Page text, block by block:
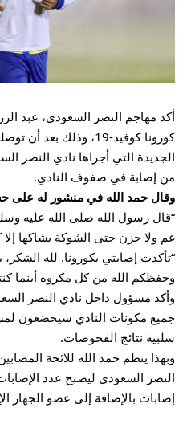
أكد مهاجم النصر السعودي، عبد
كورونا كوفيد-19، وذلك
الجديدة التي أجراها نادي النصر
من إصابة في صفوف النادي.
وقال حمد الله في منشور له على
“قال رسول الله صلى الله عليه
غم ولا حزن حتى الشوكة يشاكها إلا
“تأكدت إصابتي بكورونا. لله الشكر،
وحفظكم الله من كل مكروه أينما
وأكد مسؤول داخل نادي النصر
جميع مكونات النادي سيخضعون
سلبية نتائج الفحوصات.
وبهذا ينظم حمد الله للائحة
النصر السعودي ليصبح عدد
إصابات بالإضافة إلى عضو الجهاز